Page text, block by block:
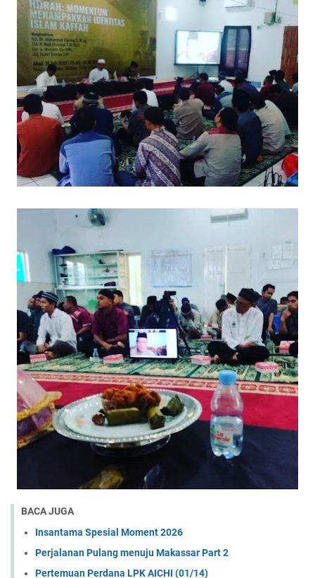
BACA JUGA
Insantama Spesial Moment 2026
Perjalanan Pulang menuju Makassar Part 2
Pertemuan Perdana LPK AICHI (01/14)